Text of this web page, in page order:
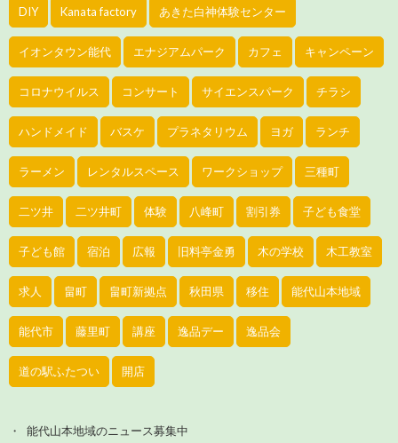
DIY Kanata factory あきた白神体験センター
イオンタウン能代 エナジアムパーク カフェ キャンペーン
コロナウイルス コンサート サイエンスパーク チラシ
ハンドメイド バスケ プラネタリウム ヨガ ランチ
ラーメン レンタルスペース ワークショップ 三種町
二ツ井 二ツ井町 体験 八峰町 割引券 子ども食堂
子ども館 宿泊 広報 旧料亭金勇 木の学校 木工教室
求人 畠町 畠町新拠点 秋田県 移住 能代山本地域
能代市 藤里町 講座 逸品デー 逸品会
道の駅ふたつい 開店
能代山本地域のニュース募集中